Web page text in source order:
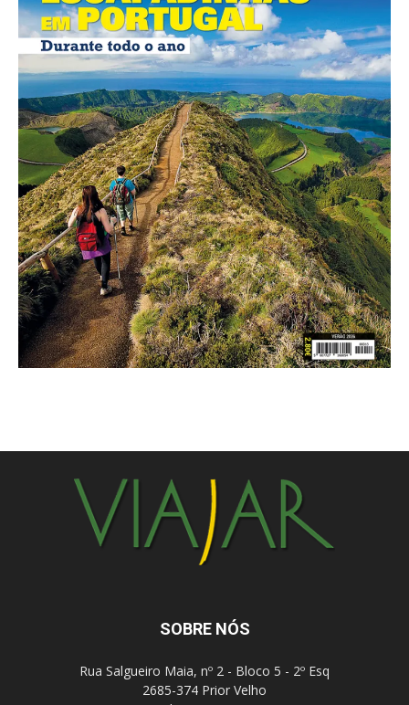
SOBRE NÓS
Rua Salgueiro Maia, nº 2 - Bloco 5 - 2º Esq
2685-374 Prior Velho